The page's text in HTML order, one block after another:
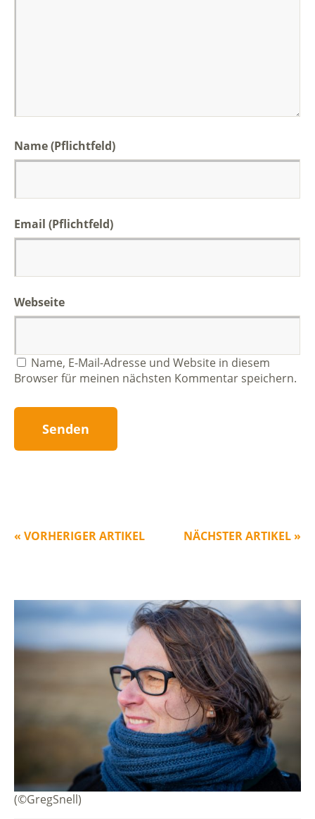
Name (Pflichtfeld)
Email (Pflichtfeld)
Webseite
Name, E-Mail-Adresse und Website in diesem
Browser für meinen nächsten Kommentar speichern.
NÄCHSTER ARTIKEL »
« VORHERIGER ARTIKEL
(©GregSnell)